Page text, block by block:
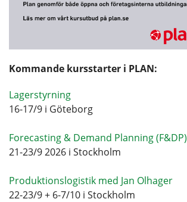
Kommande kursstarter i PLAN:
Lagerstyrning
16-17/9 i Göteborg
Forecasting & Demand Planning (F&DP)
21-23/9 2026 i Stockholm
Produktionslogistik med Jan Olhager
22-23/9 + 6-7/10 i Stockholm